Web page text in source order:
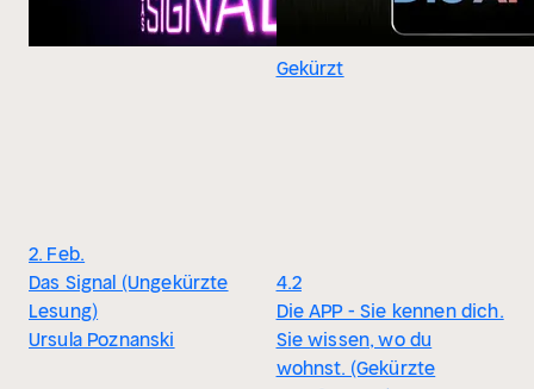
2. Feb.
Das Signal (Ungekürzte
Lesung)
Ursula Poznanski
Gekürzt
4.2
Die APP - Sie kennen dich.
Sie wissen, wo du
wohnst. (Gekürzte